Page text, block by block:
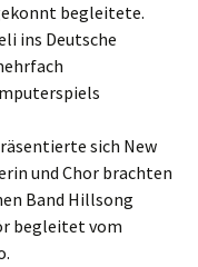
begleitete.
ins Deutsche
sich New
und Chor brachten
Band Hillsong
begleitet vom